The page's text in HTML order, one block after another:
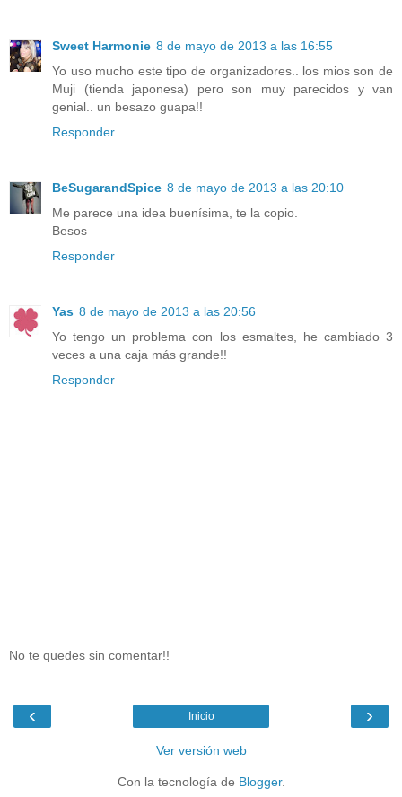
Sweet Harmonie 8 de mayo de 2013 a las 16:55
Yo uso mucho este tipo de organizadores.. los mios son de
Muji (tienda japonesa) pero son muy parecidos y van
genial.. un besazo guapa!!
Responder
BeSugarandSpice 8 de mayo de 2013 a las 20:10
Me parece una idea buenísima, te la copio.
Besos
Responder
Yas 8 de mayo de 2013 a las 20:56
Yo tengo un problema con los esmaltes, he cambiado 3
veces a una caja más grande!!
Responder
No te quedes sin comentar!!
‹ ›
Inicio
Ver versión web
Con la tecnología de Blogger.